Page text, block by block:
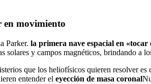
movimiento
Parker. la primera nave espacial en «tocar
solares y campos magnéticos, brindando a
que los heliofísicos quieren resolver es
entender el eyección de masa coronal